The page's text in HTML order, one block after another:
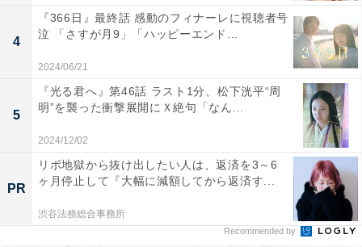
CAMP）の
僕らは いつだって 一人じゃ無いんだよ Please
Stand Up いつも感じてたくて
僕らは 散らばった 夢の欠片集め ほらSunrise 高く
羽ばたいていこう
は、心にリフレインしながら、乗り越える勇気を教えて
4
『366日』最終話 感動のフィナーレに視聴者号
泣 「さすが月9」「ハッピーエンド...
2024/06/21
5
『光る君へ』第46話 ラスト1分、松下洸平“周
明”を襲った衝撃展開にＸ絶句「なん...
2024/12/02
PR
リボ地獄から抜け出したい人は、返済を3～6
ヶ月停止して『大幅に減額してから返済す...
渋谷法務総合事務所
Recommended by